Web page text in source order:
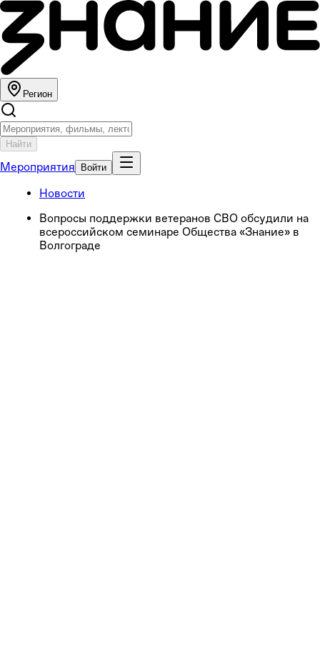
Регион
Найти
Мероприятия Войти
Новости
Вопросы поддержки ветеранов СВО обсудили на
всероссийском семинаре Общества «Знание» в
Волгограде